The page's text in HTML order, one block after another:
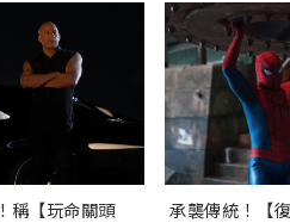
稱【玩命關頭
承襲傳統！【